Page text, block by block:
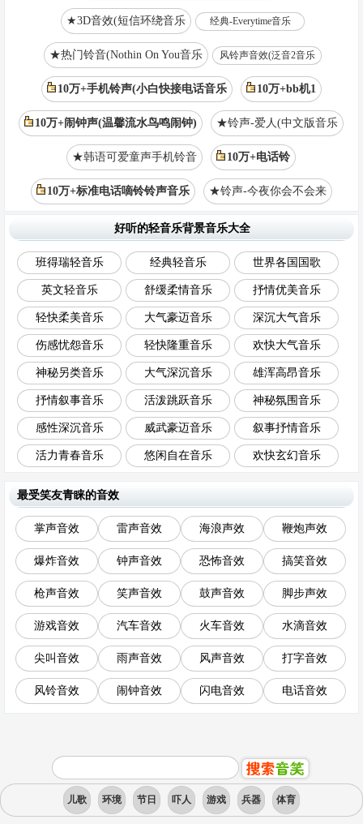
★3D音效(短信环绕音乐 经典-Everytime音乐
★热门铃音(Nothin On You音乐 风铃声音效(泛音2音乐
10万+手机铃声(小白快接电话音乐 10万+bb机1
10万+闹钟声(温馨流水鸟鸣闹钟) ★铃声-爱人(中文版音乐
★韩语可爱童声手机铃音 10万+电话铃
10万+标准电话嘀铃铃声音乐 ★铃声-今夜你会不会来
好听的轻音乐背景音乐大全
班得瑞轻音乐 经典轻音乐 世界各国国歌
英文轻音乐 舒缓柔情音乐 抒情优美音乐
轻快柔美音乐 大气豪迈音乐 深沉大气音乐
伤感忧怨音乐 轻快隆重音乐 欢快大气音乐
神秘另类音乐 大气深沉音乐 雄浑高昂音乐
抒情叙事音乐 活泼跳跃音乐 神秘氛围音乐
感性深沉音乐 威武豪迈音乐 叙事抒情音乐
活力青春音乐 悠闲自在音乐 欢快玄幻音乐
最受笑友青睐的音效
掌声音效 雷声音效 海浪声效 鞭炮声效
爆炸音效 钟声音效 恐怖音效 搞笑音效
枪声音效 笑声音效 鼓声音效 脚步声效
游戏音效 汽车音效 火车音效 水滴音效
尖叫音效 雨声音效 风声音效 打字音效
风铃音效 闹钟音效 闪电音效 电话音效
儿歌 环境 节日 吓人 游戏 兵器 体育